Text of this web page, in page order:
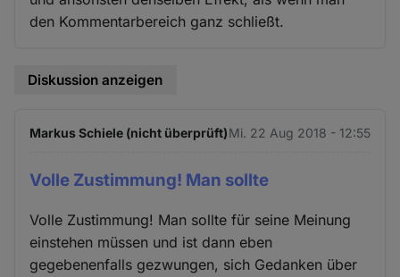
den Kommentarbereich ganz schließt.
Diskussion anzeigen
Markus Schiele (nicht überprüft)Mi. 22 Aug 2018 - 12:55
Volle Zustimmung! Man sollte
Volle Zustimmung! Man sollte für seine Meinung
einstehen müssen und ist dann eben
gegebenenfalls gezwungen, sich Gedanken über